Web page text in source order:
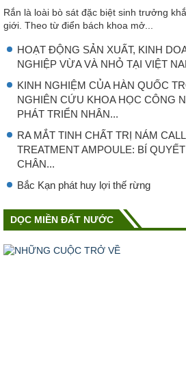
Rắn là loài bò sát đặc biệt sinh trưởng
giới. Theo từ điển bách khoa mở...
HOẠT ĐỘNG SẢN XUẤT, KINH
NGHIỆP VỪA VÀ NHỎ TẠI VIỆT
KINH NGHIỆM CỦA HÀN QUỐC
NGHIÊN CỨU KHOA HỌC CÔNG
PHÁT TRIỂN NHÂN...
RA MẮT TINH CHẤT TRỊ NÁM
TREATMENT AMPOULE: BÍ
CHÂN...
Bắc Kạn phát huy lợi thế rừng
DỌC MIỀN ĐẤT NƯỚC